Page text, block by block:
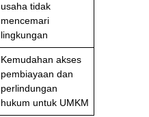
usaha tidak
mencemari
lingkungan
Kemudahan akses
pembiayaan dan
perlindungan
hukum untuk UMKM